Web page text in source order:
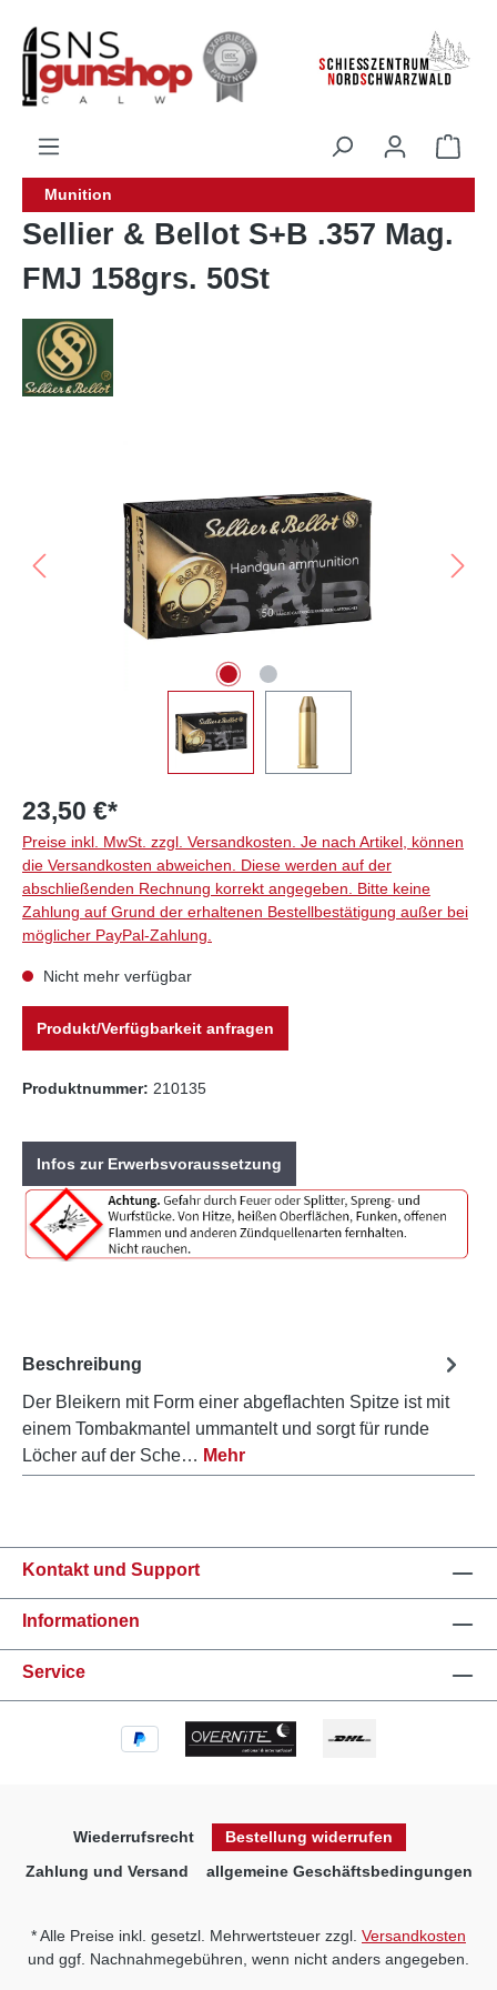
springen
Munition
Sellier & Bellot S+B .357 Mag.
FMJ 158grs. 50St
23,50 €*
Preise inkl. MwSt. zzgl. Versandkosten. Je nach Artikel, können
die Versandkosten abweichen. Diese werden auf der
abschließenden Rechnung korrekt angegeben. Bitte keine
Zahlung auf Grund der erhaltenen Bestellbestätigung außer bei
möglicher PayPal-Zahlung.
Nicht mehr verfügbar
Produkt/Verfügbarkeit anfragen
Produktnummer: 210135
Infos zur Erwerbsvoraussetzung
Beschreibung
Der Bleikern mit Form einer abgeflachten Spitze ist mit
einem Tombakmantel ummantelt und sorgt für runde
Löcher auf der Sche… Mehr
Kontakt und Support
Informationen
Service
Wiederrufsrecht
Bestellung widerrufen
Zahlung und Versand
allgemeine Geschäftsbedingungen
* Alle Preise inkl. gesetzl. Mehrwertsteuer zzgl. Versandkosten
und ggf. Nachnahmegebühren, wenn nicht anders angegeben.